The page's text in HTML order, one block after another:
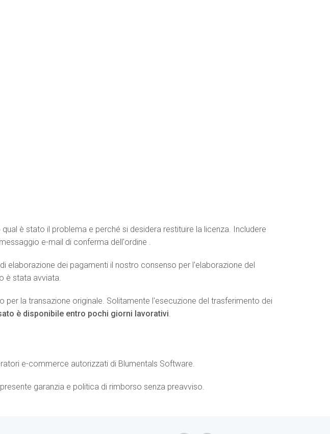
è stato il problema e perché si desidera restituire la licenza. Includere
e-mail di conferma dell'ordine .
elaborazione dei pagamenti il nostro consenso per l'elaborazione del
è stata avviata.
la transazione originale. Solitamente l'esecuzione del trasferimento dei
è disponibile entro pochi giorni lavorativi.
e-commerce autorizzati di Blumentals Software.
garanzia e politica di rimborso senza preavviso.